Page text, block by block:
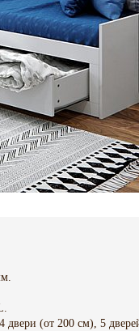
двери (от 200 см), 5